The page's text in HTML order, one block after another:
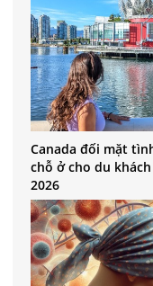
Canada đối mặt
chỗ ở cho du
2026